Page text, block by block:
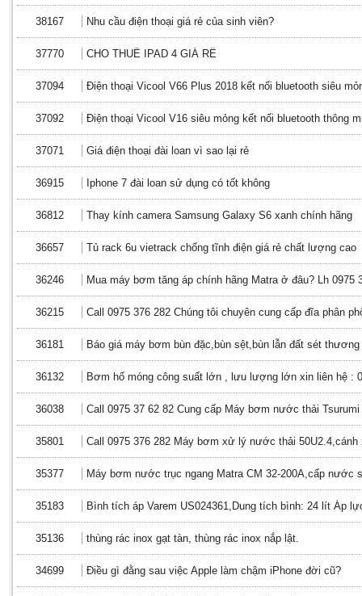
38167 Nhu cầu điện thoại giá rẻ của sinh viên?
37770 CHO THUÊ IPAD 4 GIÁ RỂ
37094 Điện thoại Vicool V66 Plus 2018 kết nối bluetooth siêu
37092 Điện thoại Vicool V16 siêu mỏng kết nối bluetooth thông
37071 Giá điện thoại đài loan vì sao lại rẻ
36915 Iphone 7 đài loan sử dụng có tốt không
36812 Thay kính camera Samsung Galaxy S6 xanh chính hãng
36657 Tủ rack 6u vietrack chống tĩnh điện giá rẻ chất lượng cao
36246 Mua máy bơm tăng áp chính hãng Matra ở đâu? Lh 0975
36215 Call 0975 376 282 Chúng tôi chuyên cung cấp đĩa phân
36181 Báo giá máy bơm bùn đặc,bùn sệt,bùn lẫn đất sét thương
36132 Bơm hố móng công suất lớn , lưu lượng lớn xin liên hệ :
36038 Call 0975 37 62 82 Cung cấp Máy bơm nước thải
35801 Call 0975 376 282 Máy bơm xử lý nước thải
35377 Máy bơm nước trục ngang Matra CM 32-200A,cấp nước
35183 Bình tích áp Varem US024361,Dung tích bình: 24 lít Áp
35136 thùng rác inox gạt tàn, thùng rác inox nắp lật.
34699 Điều gì đằng sau việc Apple làm chậm iPhone đời cũ?